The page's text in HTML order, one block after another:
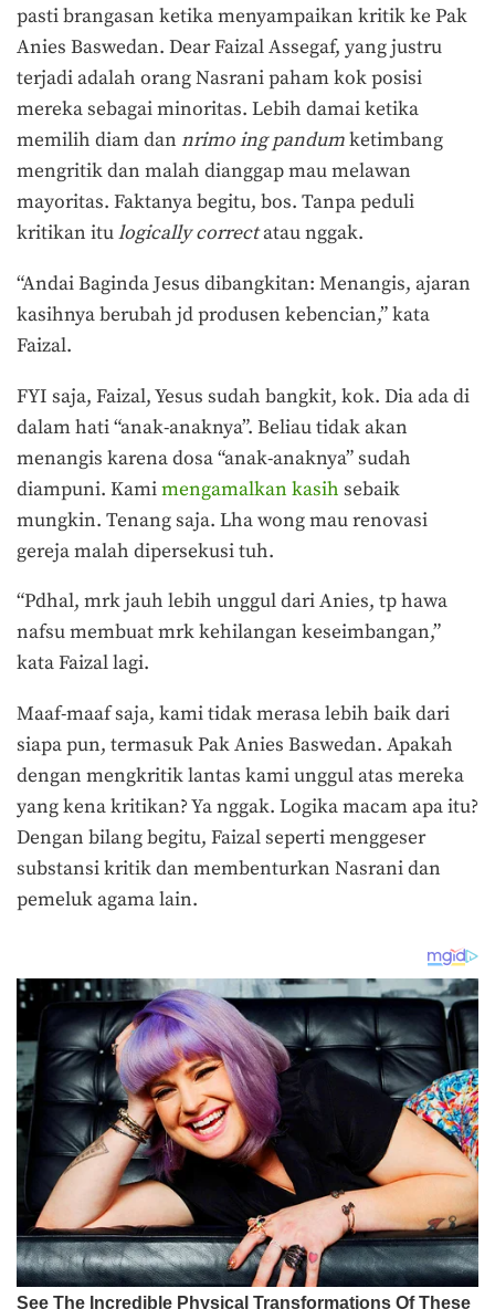
pasti brangasan ketika menyampaikan kritik ke Pak
Anies Baswedan. Dear Faizal Assegaf, yang justru
terjadi adalah orang Nasrani paham kok posisi
mereka sebagai minoritas. Lebih damai ketika
memilih diam dan nrimo ing pandumketimbang
mengritik dan malah dianggap mau melawan
mayoritas. Faktanya begitu, bos. Tanpa peduli
kritikan itulogically correctatau nggak.
“Andai Baginda Jesus dibangkitan: Menangis, ajaran
kasihnya berubah jd produsen kebencian,” kata
Faizal.
FYI saja, Faizal, Yesus sudah bangkit, kok. Dia ada di
dalam hati “anak-anaknya”. Beliau tidak akan
menangis karena dosa “anak-anaknya” sudah
diampuni. Kamimengamalkan kasih sebaik
mungkin. Tenang saja. Lha wong mau renovasi
gereja malah dipersekusi tuh.
“Pdhal, mrk jauh lebih unggul dari Anies, tp hawa
nafsu membuat mrk kehilangan keseimbangan,”
kata Faizal lagi.
Maaf-maaf saja, kami tidak merasa lebih baik dari
siapa pun, termasuk Pak Anies Baswedan. Apakah
dengan mengkritik lantas kami unggul atas mereka
yang kena kritikan? Ya nggak. Logika macam apa itu?
Dengan bilang begitu, Faizal seperti menggeser
substansi kritik dan membenturkan Nasrani dan
pemeluk agama lain.